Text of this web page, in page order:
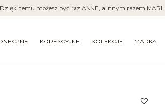
temu możesz być raz ANNE, a innym razem MARII.
KOREKCYJNE KOLEKCJE MARKA